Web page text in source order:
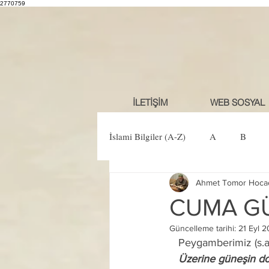
2770759
WEB SOSYAL
İLETİŞİM
İslami Bilgiler (A-Z) A B
R S Ş
CUMA
Ahmet Tomor
Güncelleme tarihi: 21 Eyl
Peygamberimiz